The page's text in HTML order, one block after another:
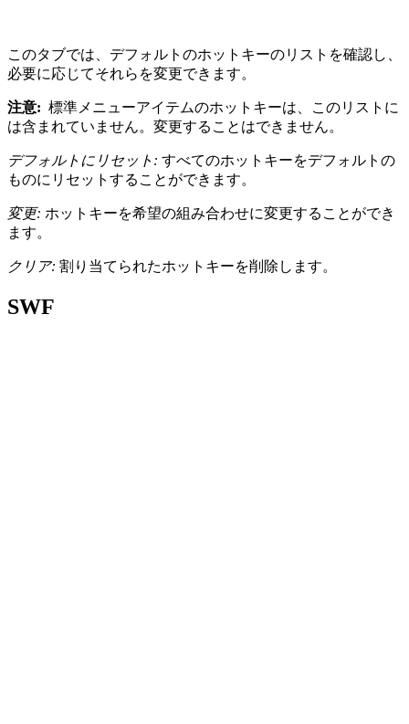
このタブでは、デフォルトのホットキーのリストを確認し、
必要に応じてそれらを変更できます。
注意: 標準メニューアイテムのホットキーは、このリストに
は含まれていません。変更することはできません。
デフォルトにリセット: すべてのホットキーをデフォルトの
ものにリセットすることができます。
変更: ホットキーを希望の組み合わせに変更することができ
ます。
クリア: 割り当てられたホットキーを削除します。
SWF